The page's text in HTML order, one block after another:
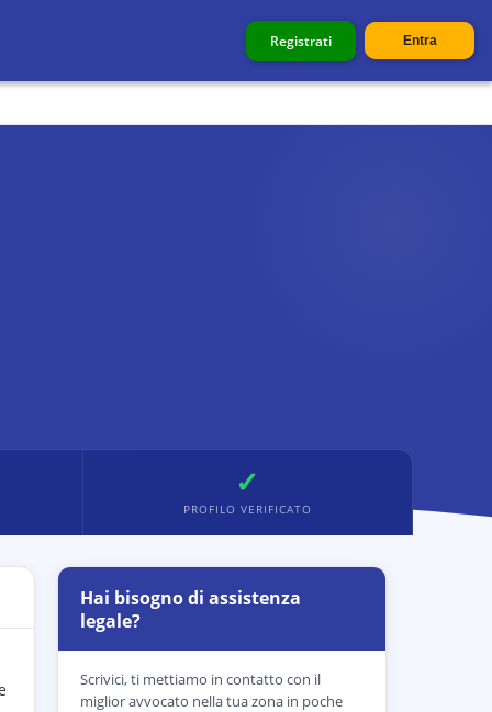
Registrati Entra
✓
PROFILO VERIFICATO
Hai bisogno di assistenza
legale?
Scrivici, ti mettiamo in contatto con il
miglior avvocato nella tua zona in poche